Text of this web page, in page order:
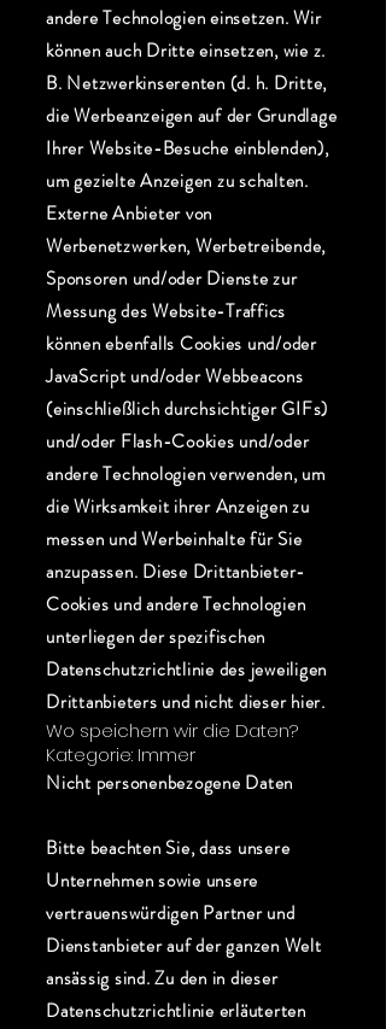
andere Technologien einsetzen. Wir
können auch Dritte einsetzen, wie z.
B. Netzwerkinserenten (d. h. Dritte,
die Werbeanzeigen auf der Grundlage
Ihrer Website-Besuche einblenden),
um gezielte Anzeigen zu schalten.
Externe Anbieter von
Werbenetzwerken, Werbetreibende,
Sponsoren und/oder Dienste zur
Messung des Website-Traffics
können ebenfalls Cookies und/oder
JavaScript und/oder Webbeacons
(einschließlich durchsichtiger GIFs)
und/oder Flash-Cookies und/oder
andere Technologien verwenden, um
die Wirksamkeit ihrer Anzeigen zu
messen und Werbeinhalte für Sie
anzupassen. Diese Drittanbieter-
Cookies und andere Technologien
unterliegen der spezifischen
Datenschutzrichtlinie des jeweiligen
Drittanbieters und nicht dieser hier.
Wo speichern wir die Daten?
Kategorie: Immer
Nicht personenbezogene Daten
Bitte beachten Sie, dass unsere
Unternehmen sowie unsere
vertrauenswürdigen Partner und
Dienstanbieter auf der ganzen Welt
ansässig sind. Zu den in dieser
Datenschutzrichtlinie erläuterten